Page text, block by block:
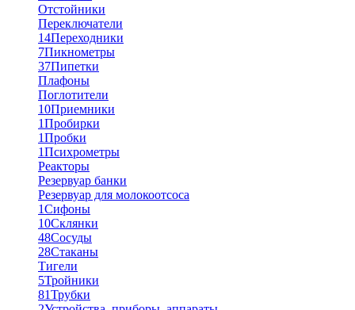
Отстойники
Переключатели
14Переходники
7Пикнометры
37Пипетки
Плафоны
Поглотители
10Приемники
1Пробирки
1Пробки
1Психрометры
Реакторы
Резервуар банки
Резервуар для молокоотсоса
1Сифоны
10Склянки
48Сосуды
28Стаканы
Тигели
5Тройники
81Трубки